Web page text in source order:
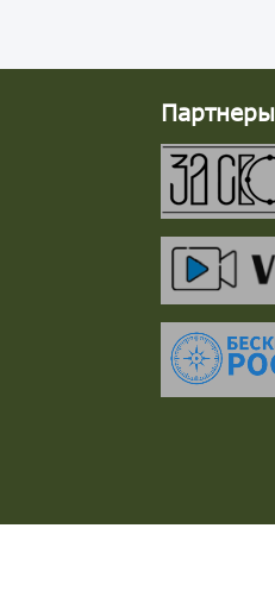
Партнеры